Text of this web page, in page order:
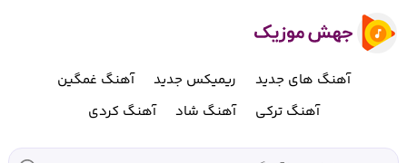
آهنگ های جدید ریمیکس جدید
آهنگ غمگین
آهنگ ترکی
آهنگ شاد آهنگ کردی